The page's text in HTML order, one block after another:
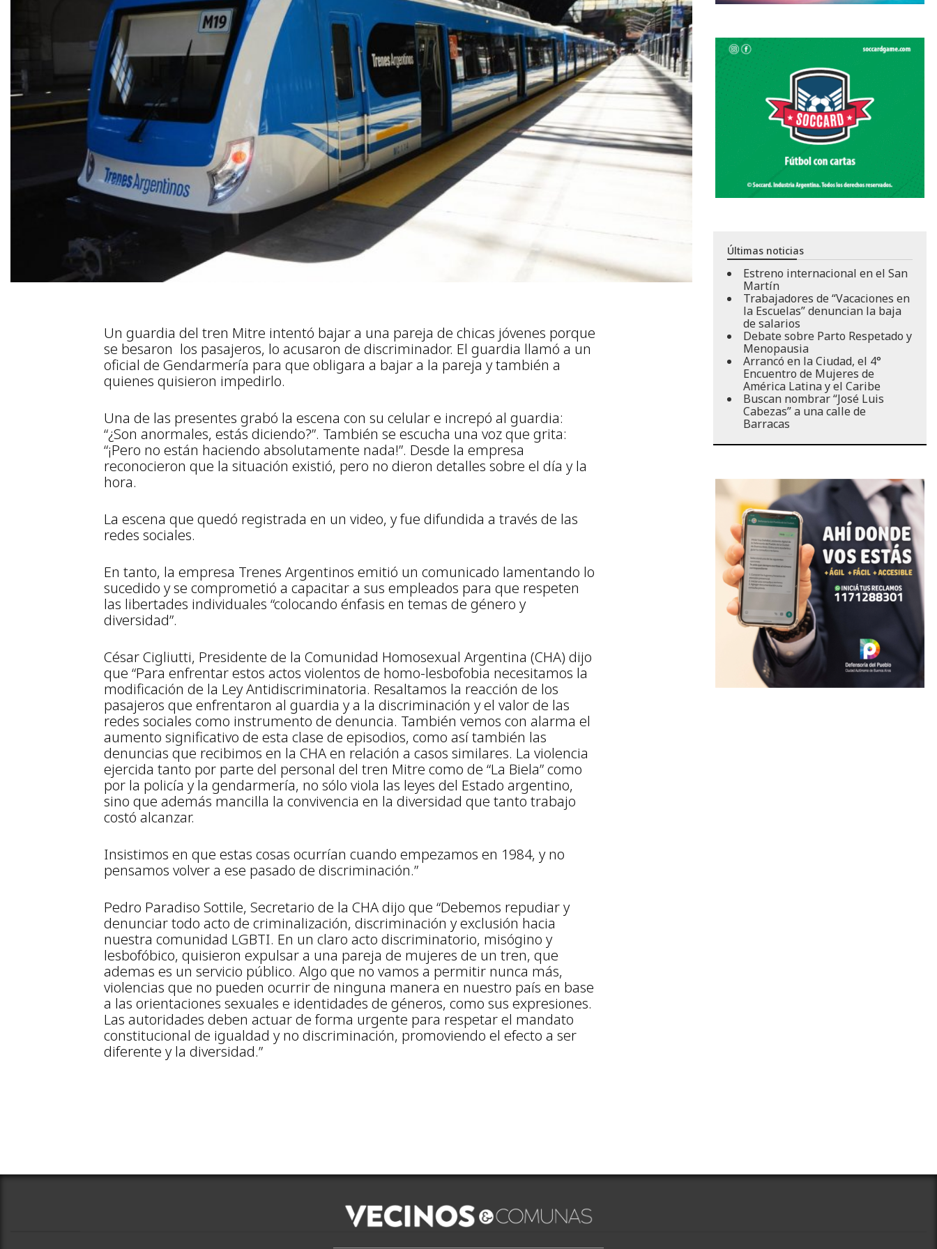
Un guardia del tren Mitre intentó bajar a una pareja de chicas jóvenes porque
se besaron los pasajeros, lo acusaron de discriminador. El guardia llamó a un
oficial de Gendarmería para que obligara a bajar a la pareja y también a
quienes quisieron impedirlo.
Una de las presentes grabó la escena con su celular e increpó al guardia:
“¿Son anormales, estás diciendo?”. También se escucha una voz que grita:
“¡Pero no están haciendo absolutamente nada!”. Desde la empresa
reconocieron que la situación existió, pero no dieron detalles sobre el día y la
hora.
La escena que quedó registrada en un video, y fue difundida a través de las
redes sociales.
En tanto, la empresa Trenes Argentinos emitió un comunicado lamentando lo
sucedido y se comprometió a capacitar a sus empleados para que respeten
las libertades individuales “colocando énfasis en temas de género y
diversidad”.
César Cigliutti, Presidente de la Comunidad Homosexual Argentina (CHA) dijo
que “Para enfrentar estos actos violentos de homo-lesbofobia necesitamos la
modificación de la Ley Antidiscriminatoria. Resaltamos la reacción de los
pasajeros que enfrentaron al guardia y a la discriminación y el valor de las
redes sociales como instrumento de denuncia. También vemos con alarma el
aumento significativo de esta clase de episodios, como así también las
denuncias que recibimos en la CHA en relación a casos similares. La violencia
ejercida tanto por parte del personal del tren Mitre como de “La Biela” como
por la policía y la gendarmería, no sólo viola las leyes del Estado argentino,
sino que además mancilla la convivencia en la diversidad que tanto trabajo
costó alcanzar.
Insistimos en que estas cosas ocurrían cuando empezamos en 1984, y no
pensamos volver a ese pasado de discriminación.”
Pedro Paradiso Sottile, Secretario de la CHA dijo que “Debemos repudiar y
denunciar todo acto de criminalización, discriminación y exclusión hacia
nuestra comunidad LGBTI. En un claro acto discriminatorio, misógino y
lesbofóbico, quisieron expulsar a una pareja de mujeres de un tren, que
ademas es un servicio público. Algo que no vamos a permitir nunca más,
violencias que no pueden ocurrir de ninguna manera en nuestro país en base
a las orientaciones sexuales e identidades de géneros, como sus expresiones.
Las autoridades deben actuar de forma urgente para respetar el mandato
constitucional de igualdad y no discriminación, promoviendo el efecto a ser
diferente y la diversidad.”
Últimas noticias
Estreno internacional en el San
Martín
Trabajadores de “Vacaciones en
la Escuelas” denuncian la baja
de salarios
Debate sobre Parto Respetado y
Menopausia
Arrancó en la Ciudad, el 4°
Encuentro de Mujeres de
América Latina y el Caribe
Buscan nombrar “José Luis
Cabezas” a una calle de
Barracas